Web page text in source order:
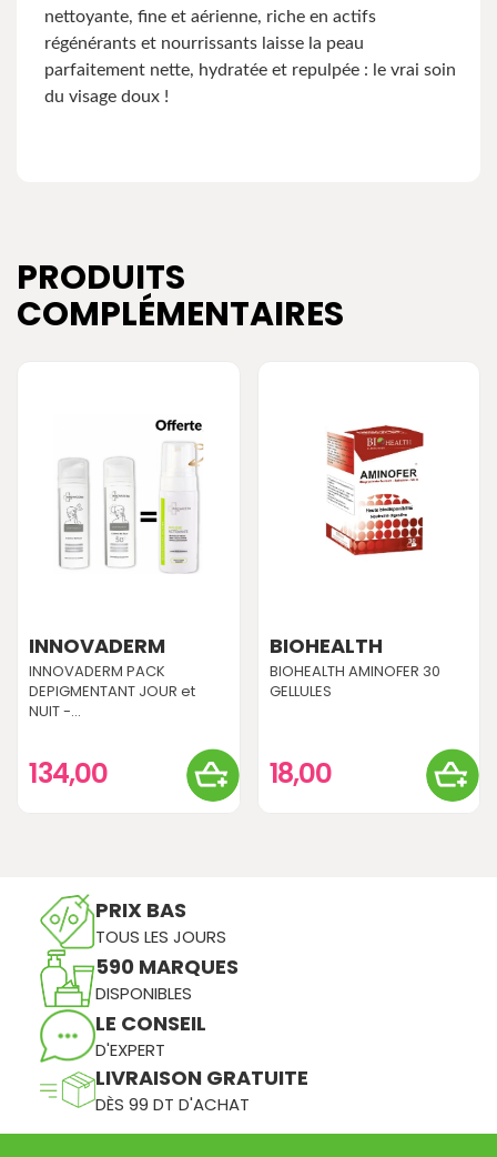
nettoyante, fine et aérienne, riche en actifs
régénérants et nourrissants laisse la peau
parfaitement nette, hydratée et repulpée : le vrai soin
du visage doux !
PRODUITS
COMPLÉMENTAIRES
INNOVADERM
INNOVADERM PACK
DEPIGMENTANT JOUR et
NUIT -...
134,00
BIOHEALTH
BIOHEALTH AMINOFER 30
GELLULES
18,00
PRIX BAS
TOUS LES JOURS
590 MARQUES
DISPONIBLES
LE CONSEIL
D'EXPERT
LIVRAISON GRATUITE
DÈS 99 DT D'ACHAT